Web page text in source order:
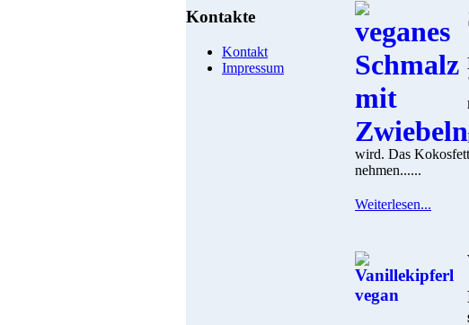
Kontakte
Kontakt
Impressum
wird. Das
nehmen......
Weiterlesen...